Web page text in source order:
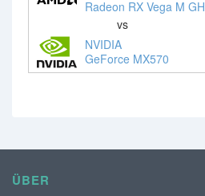
Radeon RX Vega M GH
vs
NVIDIA
GeForce MX570
ÜBER